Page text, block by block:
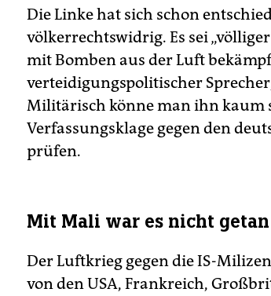
Die Linke hat sich schon
völkerrechtswidrig. Es sei
mit Bomben aus der Luft
verteidigungspolitischer
Militärisch könne man ihn kaum
Verfassungsklage gegen den
prüfen.
Mit Mali war es nicht getan
Der Luftkrieg gegen die IS-
von den USA, Frankreich,